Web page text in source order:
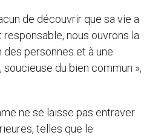
de découvrir que sa vie a
responsable, nous ouvrons la
personnes et à une
du bien commun »,
ne se laisse pas entraver
telles que le